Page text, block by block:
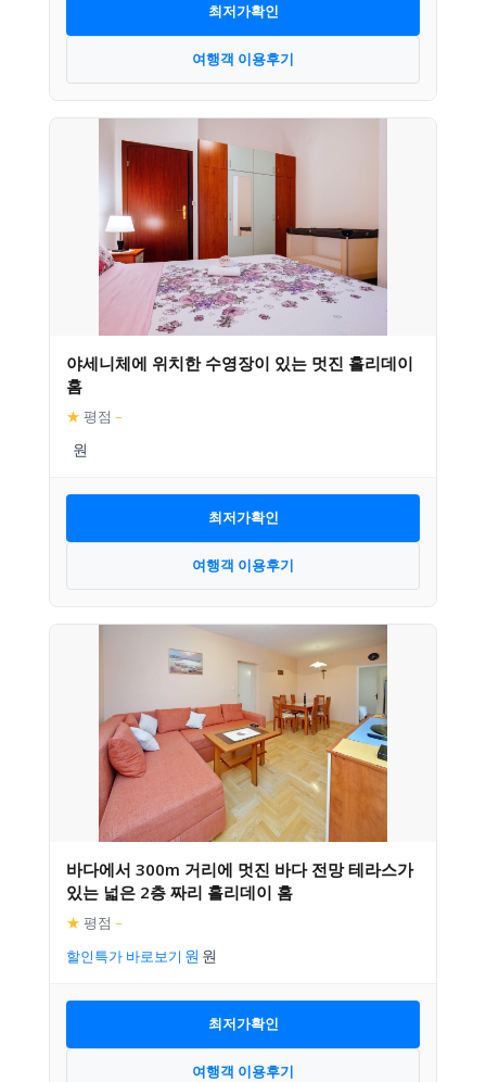
최저가확인
여행객 이용후기
야세니체에 위치한 수영장이 있는 멋진 홀리데이
홈
★ 평점 –
최저가확인
여행객 이용후기
바다에서 300m 거리에 멋진 바다 전망 테라스가
있는 넓은 2층 짜리 홀리데이 홈
★ 평점 –
할인특가 바로보기
최저가확인
여행객 이용후기